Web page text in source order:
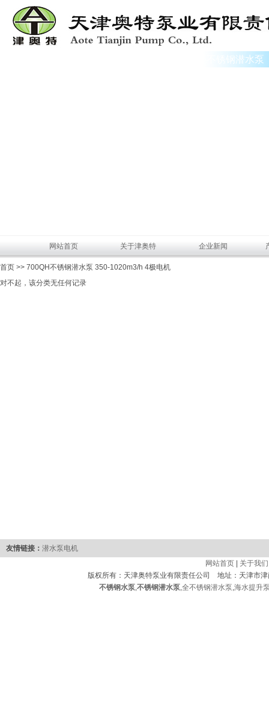
不锈钢潜水泵
网站首页 关于津奥特 企业新闻
首页 >> 700QH不锈钢潜水泵 350-1020m3/h 4极电机
对不起，该分类无任何记录
友情链接： 潜水泵电机
网站首页| 关于我们
版权所有：天津奥特泵业有限责任公司 地址：天津市
不锈钢水泵,不锈钢潜水泵,全不锈钢潜水泵,海水提升